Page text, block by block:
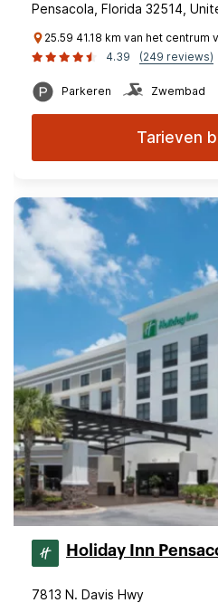
Pensacola, Florida 32514,
25.59 41.18 km van het centrum
4.39
(249 reviews)
Parkeren Zwembad
Tarieven
Holiday Inn
7813 N. Davis Hwy